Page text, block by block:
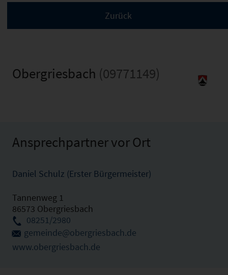
Obergriesbach (09771149)
Ansprechpartner vor Ort
Daniel Schulz (Erster Bürgermeister)
Tannenweg 1
86573 Obergriesbach
08251/2980
gemeinde@obergriesbach.de
www.obergriesbach.de